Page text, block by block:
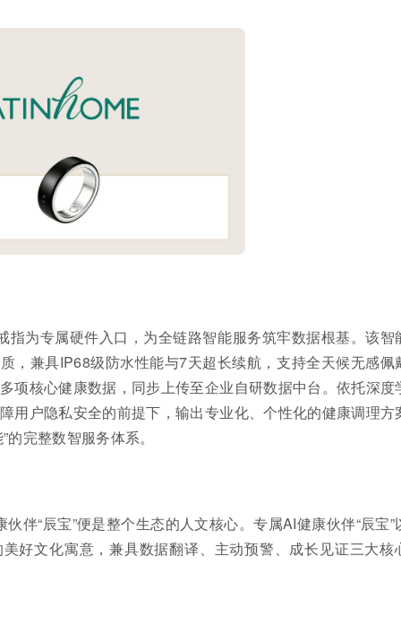
为专属硬件入口，为全链路智能服务筑牢数据根基。该智
，兼具IP68级防水性能与7天超长续航，支持全天候无感佩
项核心健康数据，同步上传至企业自研数据中台。依托深度
用户隐私安全的前提下，输出专业化、个性化的健康调理方
完整数智服务体系。
伴“辰宝”便是整个生态的人文核心。专属AI健康伙伴“辰宝”
好文化寓意，兼具数据翻译、主动预警、成长见证三大核